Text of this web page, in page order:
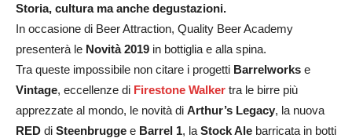
Storia, cultura ma anche degustazioni.
In occasione di Beer Attraction, Quality Beer Academy
presenterà le Novità 2019 in bottiglia e alla spina.
Tra queste impossibile non citare i progetti Barrelworks e
Vintage, eccellenze di Firestone Walker tra le birre più
apprezzate al mondo, le novità di Arthur’s Legacy, la nuova
RED di Steenbrugge e Barrel 1, la Stock Ale barricata in botti